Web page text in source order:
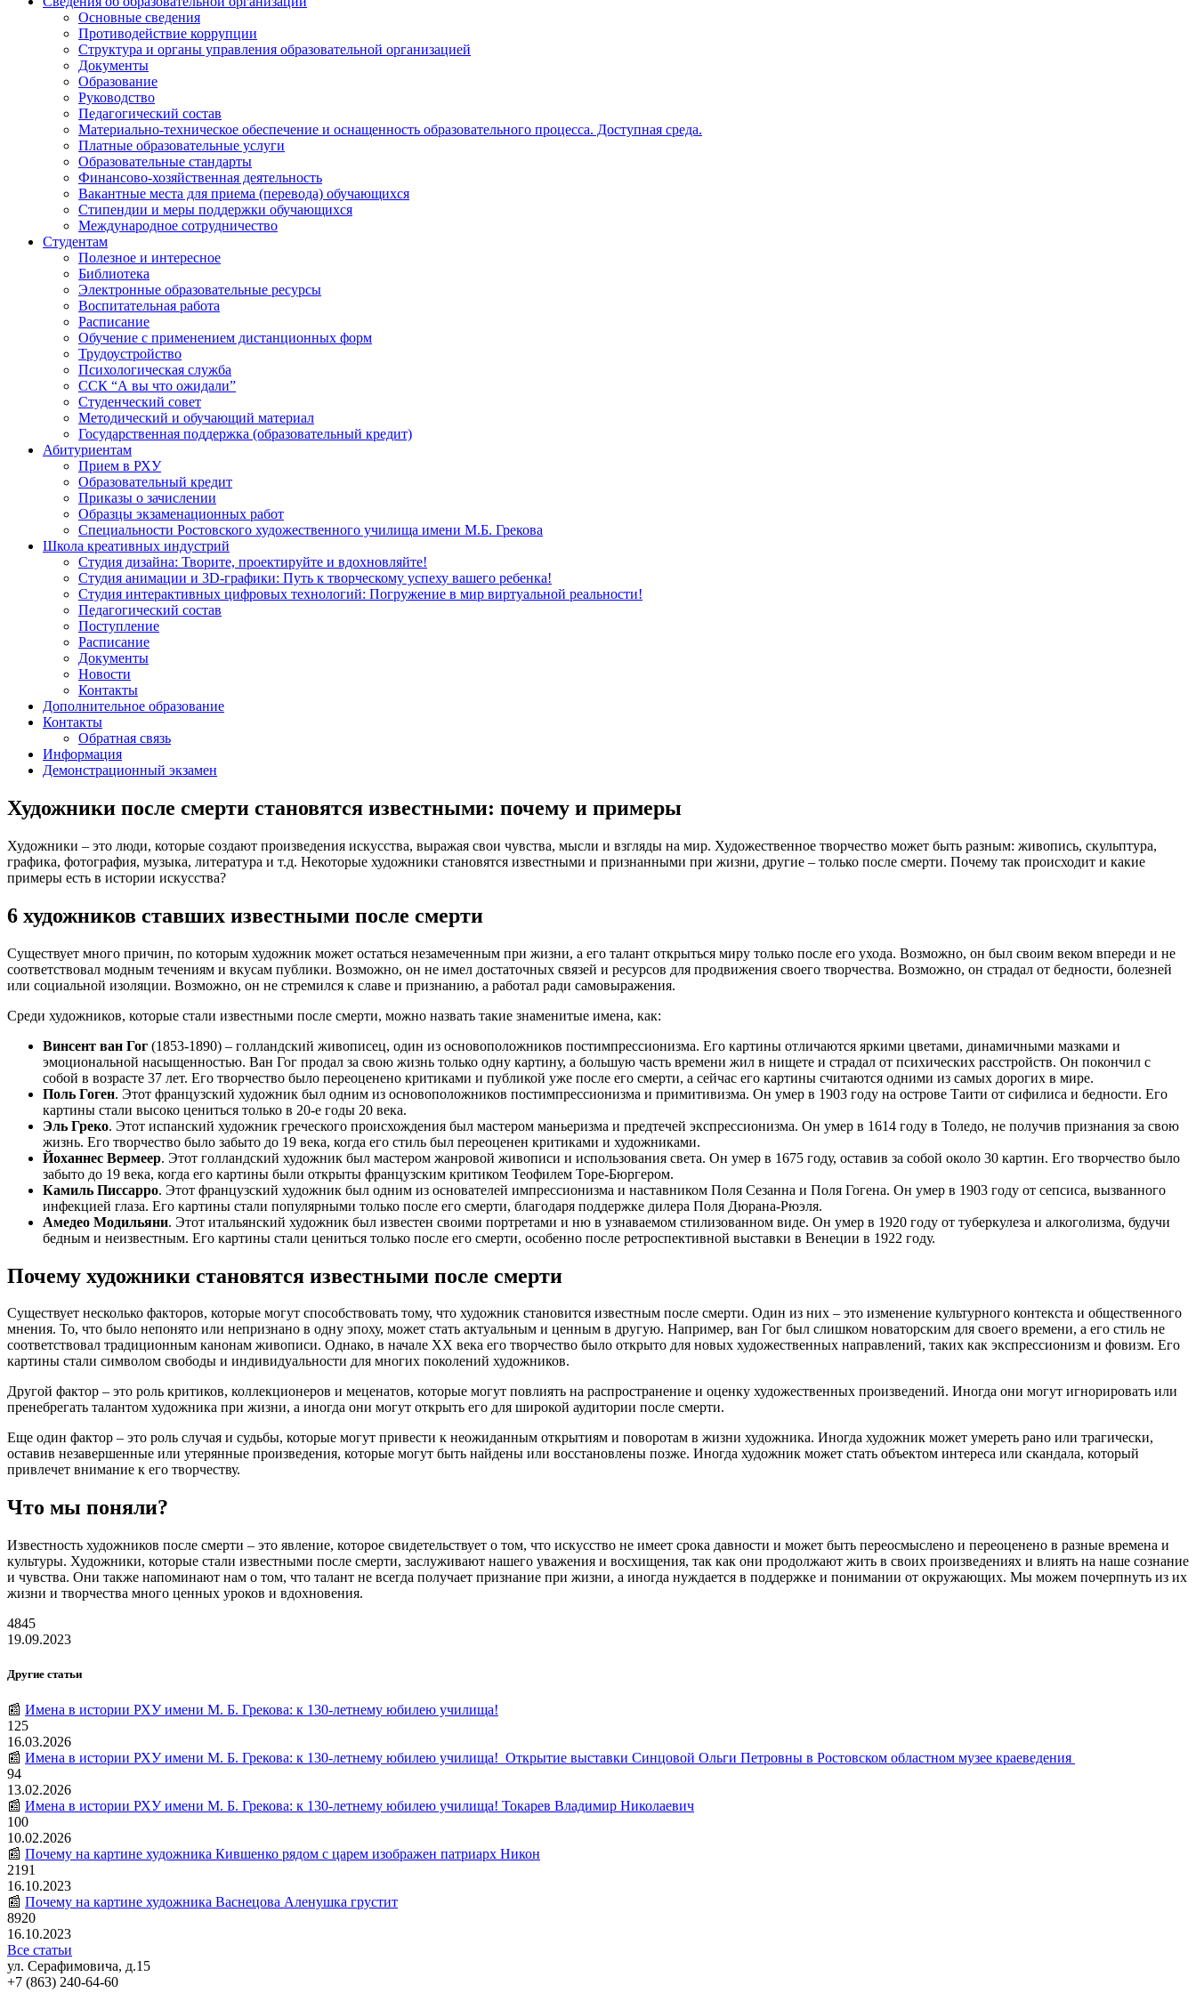
Основные сведения
Противодействие коррупции
Структура и органы управления образовательной организацией
Документы
Образование
Руководство
Педагогический состав
Материально-техническое обеспечение и оснащенность образовательного процесса. Доступная среда.
Платные образовательные услуги
Образовательные стандарты
Финансово-хозяйственная деятельность
Вакантные места для приема (перевода) обучающихся
Стипендии и меры поддержки обучающихся
Международное сотрудничество
Студентам
Полезное и интересное
Библиотека
Электронные образовательные ресурсы
Воспитательная работа
Расписание
Обучение с применением дистанционных форм
Трудоустройство
Психологическая служба
ССК “А вы что ожидали”
Студенческий совет
Методический и обучающий материал
Государственная поддержка (образовательный кредит)
Абитуриентам
Прием в РХУ
Образовательный кредит
Приказы о зачислении
Образцы экзаменационных работ
Специальности Ростовского художественного училища имени М.Б. Грекова
Школа креативных индустрий
Студия дизайна: Творите, проектируйте и вдохновляйте!
Студия анимации и 3D-графики: Путь к творческому успеху вашего ребенка!
Студия интерактивных цифровых технологий: Погружение в мир виртуальной реальности!
Педагогический состав
Поступление
Расписание
Документы
Новости
Контакты
Дополнительное образование
Контакты
Обратная связь
Информация
Демонстрационный экзамен
Художники после смерти становятся известными: почему и примеры
Художники – это люди, которые создают произведения искусства, выражая свои чувства, мысли и взгляды на мир. Художественное творчество может быть разным: живопись, скульптура,
графика, фотография, музыка, литература и т.д. Некоторые художники становятся известными и признанными при жизни, другие – только после смерти. Почему так происходит и какие
примеры есть в истории искусства?
6 художников ставших известными после смерти
Существует много причин, по которым художник может остаться незамеченным при жизни, а его талант открыться миру только после его ухода. Возможно, он был своим веком впереди и не
соответствовал модным течениям и вкусам публики. Возможно, он не имел достаточных связей и ресурсов для продвижения своего творчества. Возможно, он страдал от бедности, болезней
или социальной изоляции. Возможно, он не стремился к славе и признанию, а работал ради самовыражения.
Среди художников, которые стали известными после смерти, можно назвать такие знаменитые имена, как:
Винсент ван Гог (1853-1890) – голландский живописец, один из основоположников постимпрессионизма. Его картины отличаются яркими цветами, динамичными мазками и
эмоциональной насыщенностью. Ван Гог продал за свою жизнь только одну картину, а большую часть времени жил в нищете и страдал от психических расстройств. Он покончил с
собой в возрасте 37 лет. Его творчество было переоценено критиками и публикой уже после его смерти, а сейчас его картины считаются одними из самых дорогих в мире.
Поль Гоген. Этот французский художник был одним из основоположников постимпрессионизма и примитивизма. Он умер в 1903 году на острове Таити от сифилиса и бедности. Его
картины стали высоко цениться только в 20-е годы 20 века.
Эль Греко. Этот испанский художник греческого происхождения был мастером маньеризма и предтечей экспрессионизма. Он умер в 1614 году в Толедо, не получив признания за свою
жизнь. Его творчество было забыто до 19 века, когда его стиль был переоценен критиками и художниками.
Йоханнес Вермеер. Этот голландский художник был мастером жанровой живописи и использования света. Он умер в 1675 году, оставив за собой около 30 картин. Его творчество было
забыто до 19 века, когда его картины были открыты французским критиком Теофилем Торе-Бюргером.
Камиль Писсарро. Этот французский художник был одним из основателей импрессионизма и наставником Поля Сезанна и Поля Гогена. Он умер в 1903 году от сепсиса, вызванного
инфекцией глаза. Его картины стали популярными только после его смерти, благодаря поддержке дилера Поля Дюрана-Рюэля.
Амедео Модильяни. Этот итальянский художник был известен своими портретами и ню в узнаваемом стилизованном виде. Он умер в 1920 году от туберкулеза и алкоголизма, будучи
бедным и неизвестным. Его картины стали цениться только после его смерти, особенно после ретроспективной выставки в Венеции в 1922 году.
Почему художники становятся известными после смерти
Существует несколько факторов, которые могут способствовать тому, что художник становится известным после смерти. Один из них – это изменение культурного контекста и общественного
мнения. То, что было непонято или непризнано в одну эпоху, может стать актуальным и ценным в другую. Например, ван Гог был слишком новаторским для своего времени, а его стиль не
соответствовал традиционным канонам живописи. Однако, в начале XX века его творчество было открыто для новых художественных направлений, таких как экспрессионизм и фовизм. Его
картины стали символом свободы и индивидуальности для многих поколений художников.
Другой фактор – это роль критиков, коллекционеров и меценатов, которые могут повлиять на распространение и оценку художественных произведений. Иногда они могут игнорировать или
пренебрегать талантом художника при жизни, а иногда они могут открыть его для широкой аудитории после смерти.
Еще один фактор – это роль случая и судьбы, которые могут привести к неожиданным открытиям и поворотам в жизни художника. Иногда художник может умереть рано или трагически,
оставив незавершенные или утерянные произведения, которые могут быть найдены или восстановлены позже. Иногда художник может стать объектом интереса или скандала, который
привлечет внимание к его творчеству.
Что мы поняли?
Известность художников после смерти – это явление, которое свидетельствует о том, что искусство не имеет срока давности и может быть переосмыслено и переоценено в разные времена и
культуры. Художники, которые стали известными после смерти, заслуживают нашего уважения и восхищения, так как они продолжают жить в своих произведениях и влиять на наше сознание
и чувства. Они также напоминают нам о том, что талант не всегда получает признание при жизни, а иногда нуждается в поддержке и понимании от окружающих. Мы можем почерпнуть из их
жизни и творчества много ценных уроков и вдохновения.
4845
19.09.2023
Другие статьи
📰 Имена в истории РХУ имени М. Б. Грекова: к 130-летнему юбилею училища!
125
16.03.2026
📰 Имена в истории РХУ имени М. Б. Грекова: к 130-летнему юбилею училища! Открытие выставки Синцовой Ольги Петровны в Ростовском областном музее краеведения
94
13.02.2026
📰 Имена в истории РХУ имени М. Б. Грекова: к 130-летнему юбилею училища! Токарев Владимир Николаевич
100
10.02.2026
📰 Почему на картине художника Кившенко рядом с царем изображен патриарх Никон
2191
16.10.2023
📰 Почему на картине художника Васнецова Аленушка грустит
8920
16.10.2023
Все статьи
ул. Серафимовича, д.15
+7 (863) 240-64-60